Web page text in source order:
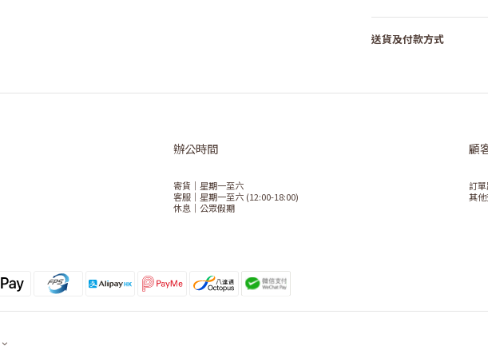
送貨及付款方式
辦公時間
寄貨｜星期一至六
客服｜星期一至六 (12:00-18:00)
休息｜公眾假期
顧
訂
其